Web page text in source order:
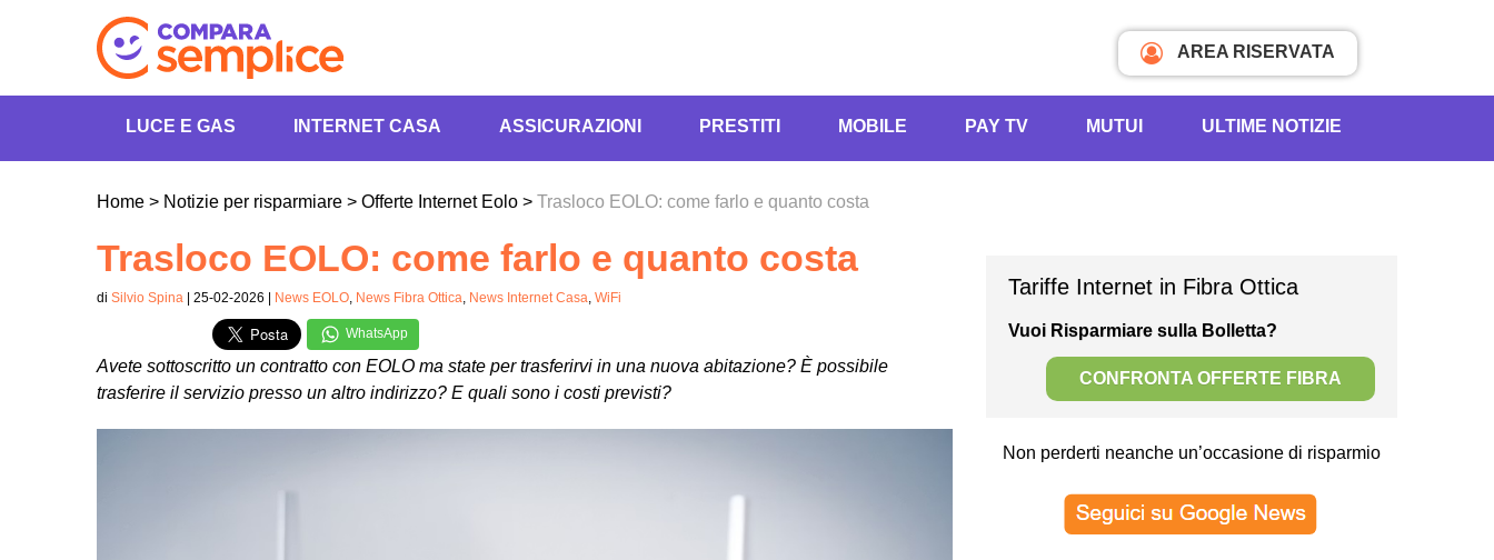
AREA RISERVATA
LUCE E GAS INTERNET CASA ASSICURAZIONI PRESTITI MOBILE PAY TV MUTUI ULTIME NOTIZIE
Home > Notizie per risparmiare > Offerte Internet Eolo > Trasloco EOLO: come farlo e quanto costa
Trasloco EOLO: come farlo e quanto costa
di Silvio Spina | 25-02-2026 | News EOLO, News Fibra Ottica, News Internet Casa, WiFi
WhatsApp
Avete sottoscritto un contratto con EOLO ma state per trasferirvi in una nuova abitazione? È possibile
trasferire il servizio presso un altro indirizzo? E quali sono i costi previsti?
Tariffe Internet in Fibra Ottica
Vuoi Risparmiare sulla Bolletta?
CONFRONTA OFFERTE FIBRA
Non perderti neanche un’occasione di risparmio